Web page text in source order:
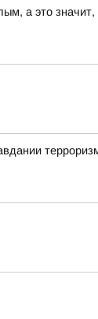
а это